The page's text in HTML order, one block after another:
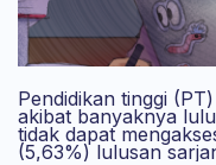
Pendidikan tinggi
akibat banyaknya
tidak dapat
(5,63%) lulusan